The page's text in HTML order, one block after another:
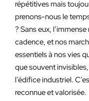
répétitives mais
prenons-nous le
? Sans eux,
cadence, et nos
essentiels à nos vies
que souvent
l’édifice industriel.
reconnue et valorisée.